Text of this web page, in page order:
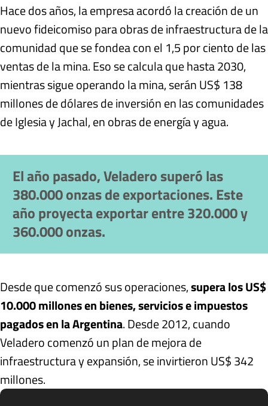
Hace dos años, la empresa acordó la creación de un
nuevo fideicomiso para obras de infraestructura de la
comunidad que se fondea con el 1,5 por ciento de las
ventas de la mina. Eso se calcula que hasta 2030,
mientras sigue operando la mina, serán US$ 138
millones de dólares de inversión en las comunidades
de Iglesia y Jachal, en obras de energía y agua.
El año pasado, Veladero superó las
380.000 onzas de exportaciones. Este
año proyecta exportar entre 320.000 y
360.000 onzas.
Desde que comenzó sus operaciones,supera los US$
10.000 millones en bienes, servicios e impuestos
pagados en la Argentina. Desde 2012, cuando
Veladero comenzó un plan de mejora de
infraestructura y expansión, se invirtieron US$ 342
millones.